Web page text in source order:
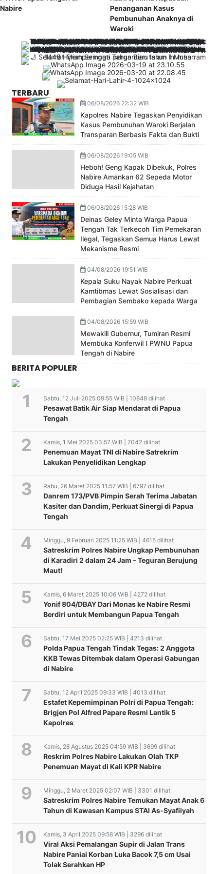
Nabire
Penanganan Kasus
Pembunuhan Anaknya di
Waroki
TERBARU
06/08/2026 22:32 WIB
Kapolres Nabire Tegaskan Penyidikan
Kasus Pembunuhan Waroki Berjalan
Transparan Berbasis Fakta dan Bukti
06/08/2026 19:05 WIB
Heboh! Geng Kapak Dibekuk, Polres
Nabire Amankan 62 Sepeda Motor
Diduga Hasil Kejahatan
06/08/2026 15:28 WIB
Deinas Geley Minta Warga Papua
Tengah Tak Terkecoh Tim Pemekaran
Ilegal, Tegaskan Semua Harus Lewat
Mekanisme Resmi
04/08/2026 19:51 WIB
Kepala Suku Nayak Nabire Perkuat
Kamtibmas Lewat Sosialisasi dan
Pembagian Sembako kepada Warga
04/08/2026 15:59 WIB
Mewakili Gubernur, Tumiran Resmi
Membuka Konferwil I PWNU Papua
Tengah di Nabire
BERITA POPULER
Sabtu, 12 Juli 2025 09:55 WIB | 10848 dilihat
Pesawat Batik Air Siap Mendarat di Papua
Tengah
Kamis, 1 Mei 2025 03:57 WIB | 7042 dilihat
Penemuan Mayat TNI di Nabire Satrekrim
Lakukan Penyelidikan Lengkap
Rabu, 26 Maret 2025 11:57 WIB | 6797 dilihat
Danrem 173/PVB Pimpin Serah Terima Jabatan
Kasiter dan Dandim, Perkuat Sinergi di Papua
Tengah
Minggu, 9 Februari 2025 11:25 WIB | 4615 dilihat
Satreskrim Polres Nabire Ungkap Pembunuhan
di Karadiri 2 dalam 24 Jam – Teguran Berujung
Maut!
Kamis, 6 Maret 2025 10:06 WIB | 4272 dilihat
Yonif 804/DBAY Dari Monas ke Nabire Resmi
Berdiri untuk Membangun Papua Tengah
Sabtu, 17 Mei 2025 02:25 WIB | 4213 dilihat
Polda Papua Tengah Tindak Tegas: 2 Anggota
KKB Tewas Ditembak dalam Operasi Gabungan
di Nabire
Sabtu, 12 April 2025 09:33 WIB | 4013 dilihat
Estafet Kepemimpinan Polri di Papua Tengah:
Brigjen Pol Alfred Papare Resmi Lantik 5
Kapolres
Kamis, 28 Agustus 2025 04:59 WIB | 3699 dilihat
Reskrim Polres Nabire Lakukan Olah TKP
Penemuan Mayat di Kali KPR Nabire
Minggu, 2 Maret 2025 02:07 WIB | 3301 dilihat
Satreskrim Polres Nabire Temukan Mayat Anak 6
Tahun di Kawasan Kampus STAI As-Syafiiyah
Kamis, 3 April 2025 09:58 WIB | 3296 dilihat
Viral Aksi Pemalangan Supir di Jalan Trans
Nabire Paniai Korban Luka Bacok 7,5 cm Usai
Tolak Serahkan HP
Geger…!!! Diduga Keras
PWI dan Dewan Pers di
STAI Asy-Syafi’iyah Nabire